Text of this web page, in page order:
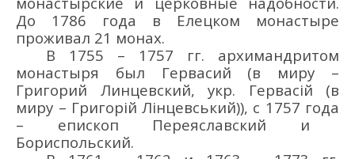
До 1786 года в Елецком монастыре
проживал 21 монах.
В 1755 – 1757 гг. архимандритом
монастыря был Гервасий (в миру –
Григорий Линцевский, укр. Гервасій (в
миру – Григорій Лінцевський)), с 1757 года
– епископ Переяславский и
Бориспольский.